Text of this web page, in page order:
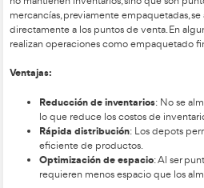
Niveles de producción de
Stock normativo de los
Asignación de almacenes
Asignación de la demanda
Modo de transporte:
Tipo de transporte,
En definitiva todos los